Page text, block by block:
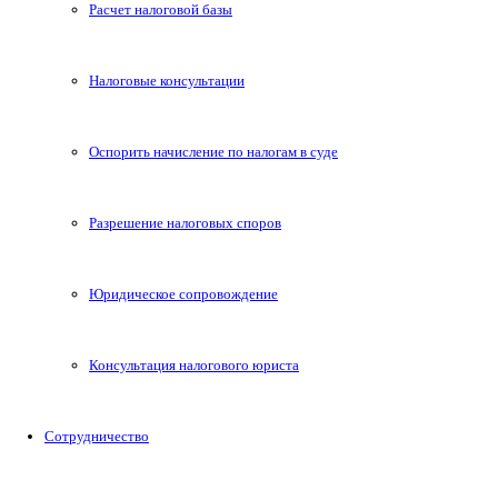
Расчет налоговой базы
Налоговые консультации
Оспорить начисление по налогам в суде
Разрешение налоговых споров
Юридическое сопровождение
Консультация налогового юриста
Сотрудничество